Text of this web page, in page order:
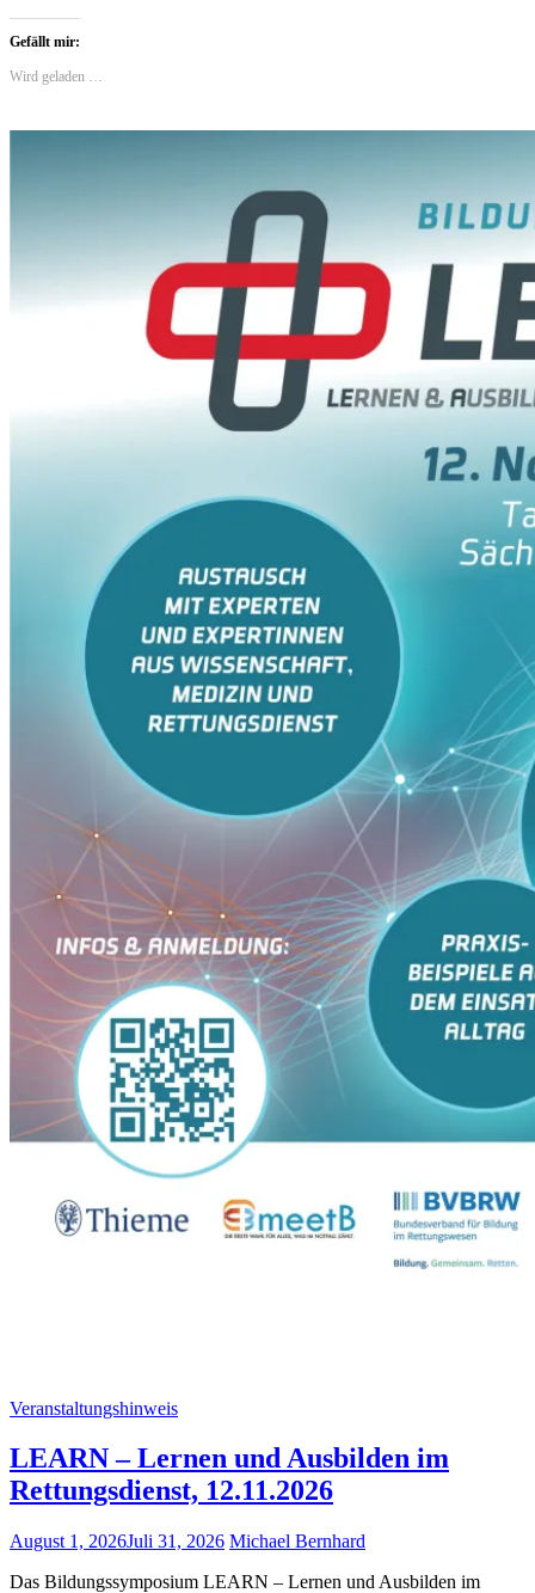
Gefällt mir:
Wird geladen …
Veranstaltungshinweis
LEARN – Lernen und Ausbilden im
Rettungsdienst, 12.11.2026
August 1, 2026Juli 31, 2026 Michael Bernhard
Das Bildungssymposium LEARN – Lernen und Ausbilden im